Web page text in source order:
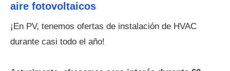
aire fotovoltaicos
¡En PV, tenemos ofertas de instalación de HVAC
durante casi todo el año!